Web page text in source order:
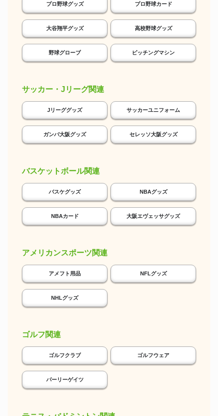
プロ野球グッズ プロ野球カード
大谷翔平グッズ 高校野球グッズ
野球グローブ ピッチングマシン
サッカー・Jリーグ関連
Jリーググッズ サッカーユニフォーム
ガンバ大阪グッズ セレッソ大阪グッズ
バスケットボール関連
バスケグッズ NBAグッズ
NBAカード 大阪エヴェッサグッズ
アメリカンスポーツ関連
アメフト用品 NFLグッズ
NHLグッズ
ゴルフ関連
ゴルフクラブ ゴルフウェア
パーリーゲイツ